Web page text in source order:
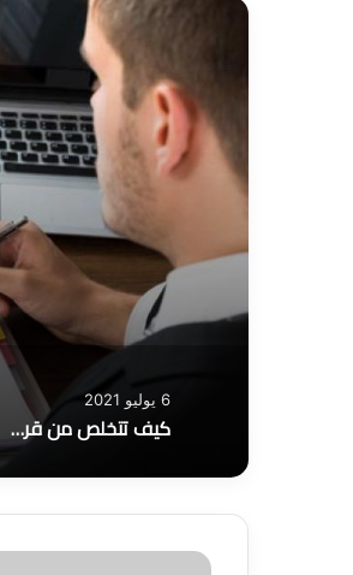
6 يوليو 2021
كيف تتخلص من قرض البنك؟
ا